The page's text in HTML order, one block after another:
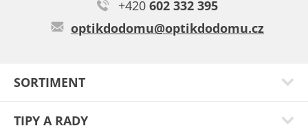
Best black
SORTIMENT
TIPY A RADY
+420 602 332 395
optikdodomu@optikdodomu.cz